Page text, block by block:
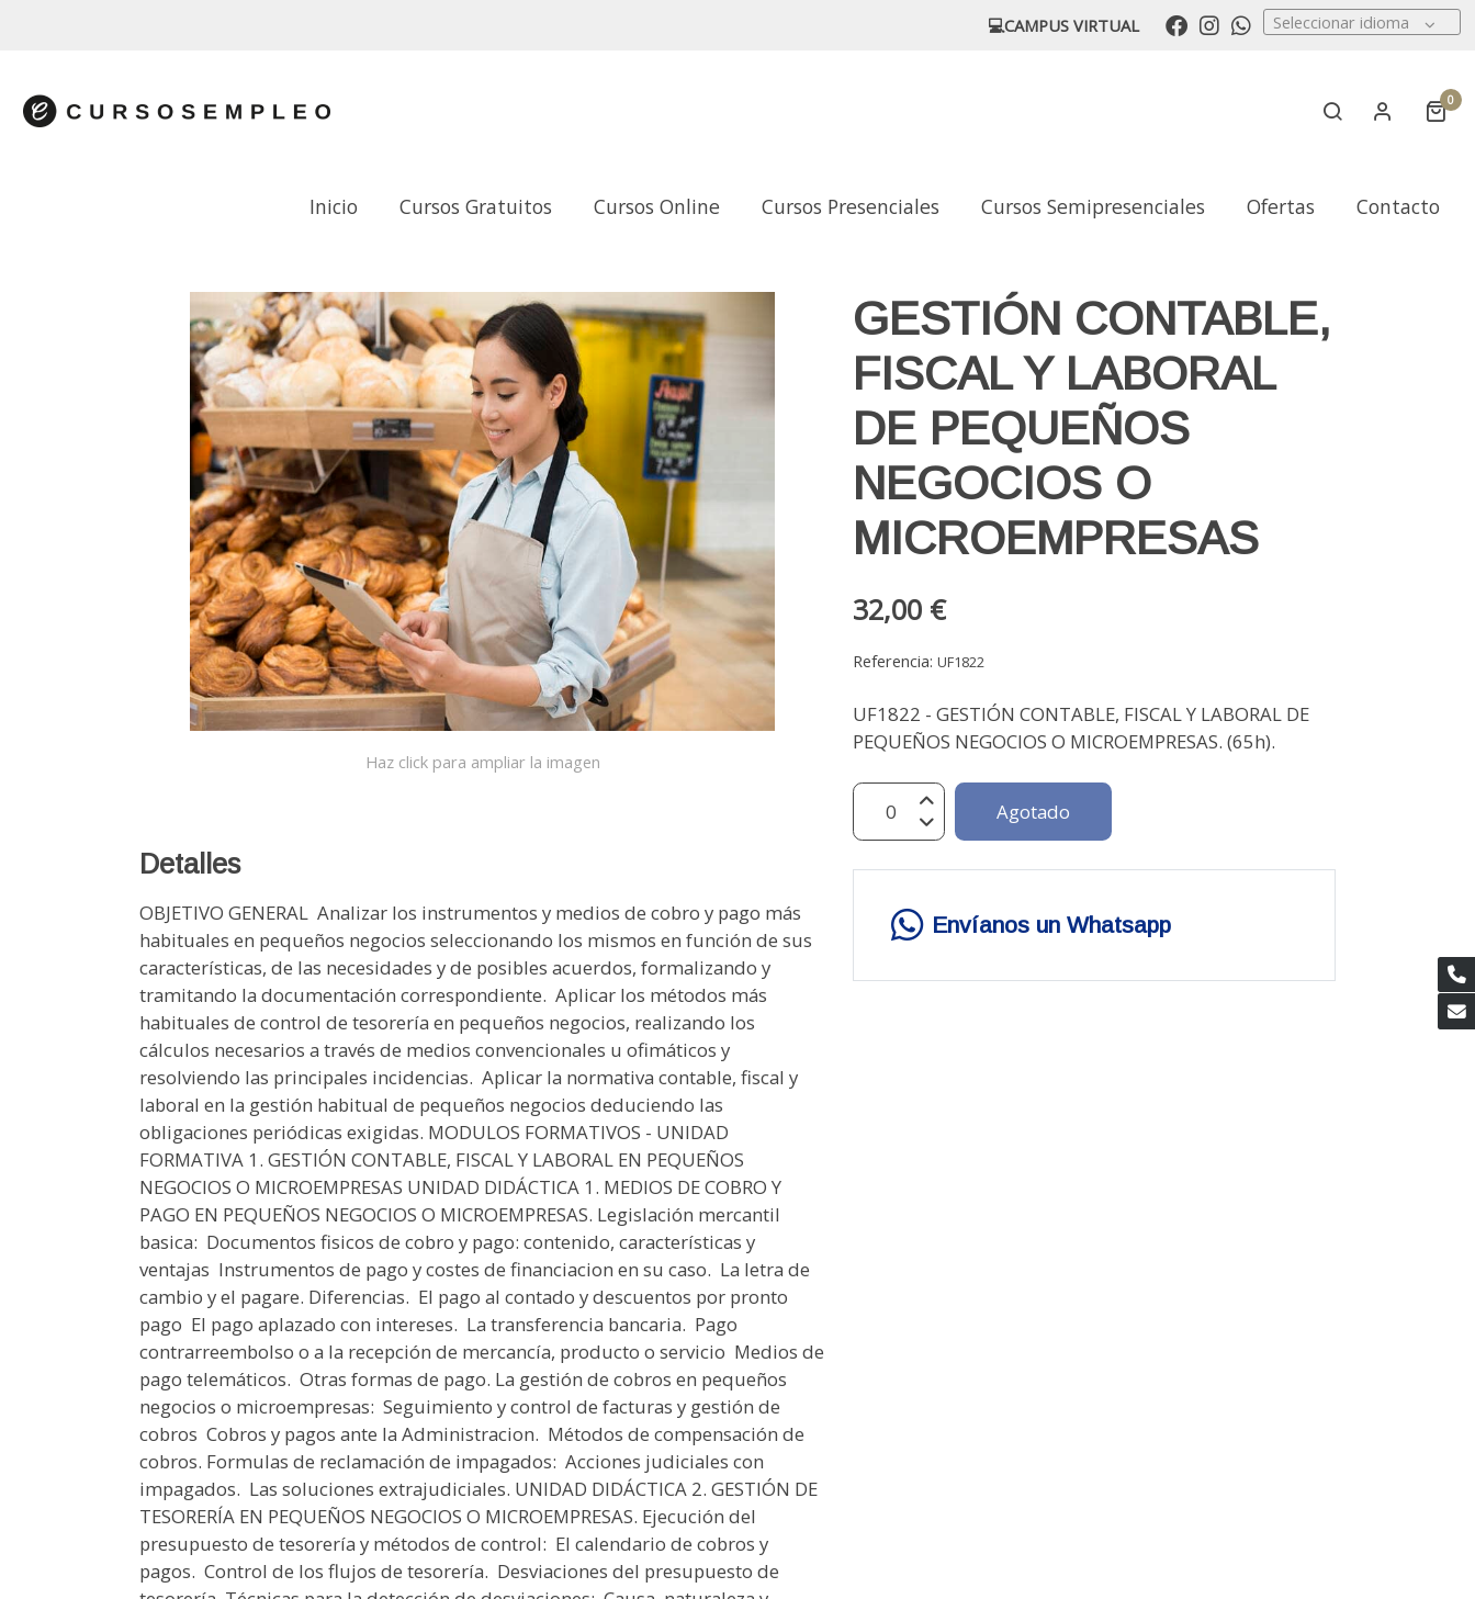
💻CAMPUS VIRTUAL Seleccionar idioma
0
Inicio Cursos Gratuitos Cursos Online Cursos Presenciales Cursos Semipresenciales Ofertas Contacto
Haz click para ampliar la imagen
Detalles
OBJETIVO GENERAL  Analizar los instrumentos y medios de cobro y pago más
habituales en pequeños negocios seleccionando los mismos en función de sus
características, de las necesidades y de posibles acuerdos, formalizando y
tramitando la documentación correspondiente.  Aplicar los métodos más
habituales de control de tesorería en pequeños negocios, realizando los
cálculos necesarios a través de medios convencionales u ofimáticos y
resolviendo las principales incidencias.  Aplicar la normativa contable, fiscal y
laboral en la gestión habitual de pequeños negocios deduciendo las
obligaciones periódicas exigidas. MODULOS FORMATIVOS - UNIDAD
FORMATIVA 1. GESTIÓN CONTABLE, FISCAL Y LABORAL EN PEQUEÑOS
NEGOCIOS O MICROEMPRESAS UNIDAD DIDÁCTICA 1. MEDIOS DE COBRO Y
PAGO EN PEQUEÑOS NEGOCIOS O MICROEMPRESAS. Legislación mercantil
basica:  Documentos fisicos de cobro y pago: contenido, características y
ventajas  Instrumentos de pago y costes de financiacion en su caso.  La letra de
cambio y el pagare. Diferencias.  El pago al contado y descuentos por pronto
pago  El pago aplazado con intereses.  La transferencia bancaria.  Pago
contrarreembolso o a la recepción de mercancía, producto o servicio  Medios de
pago telemáticos.  Otras formas de pago. La gestión de cobros en pequeños
negocios o microempresas:  Seguimiento y control de facturas y gestión de
cobros  Cobros y pagos ante la Administracion.  Métodos de compensación de
cobros. Formulas de reclamación de impagados:  Acciones judiciales con
impagados.  Las soluciones extrajudiciales. UNIDAD DIDÁCTICA 2. GESTIÓN DE
TESORERÍA EN PEQUEÑOS NEGOCIOS O MICROEMPRESAS. Ejecución del
presupuesto de tesorería y métodos de control:  El calendario de cobros y
pagos.  Control de los flujos de tesorería.  Desviaciones del presupuesto de
GESTIÓN CONTABLE,
FISCAL Y LABORAL
DE PEQUEÑOS
NEGOCIOS O
MICROEMPRESAS
32,00 €
Referencia:UF1822
UF1822 - GESTIÓN CONTABLE, FISCAL Y LABORAL DE
PEQUEÑOS NEGOCIOS O MICROEMPRESAS. (65h).
Agotado
Envíanos un Whatsapp